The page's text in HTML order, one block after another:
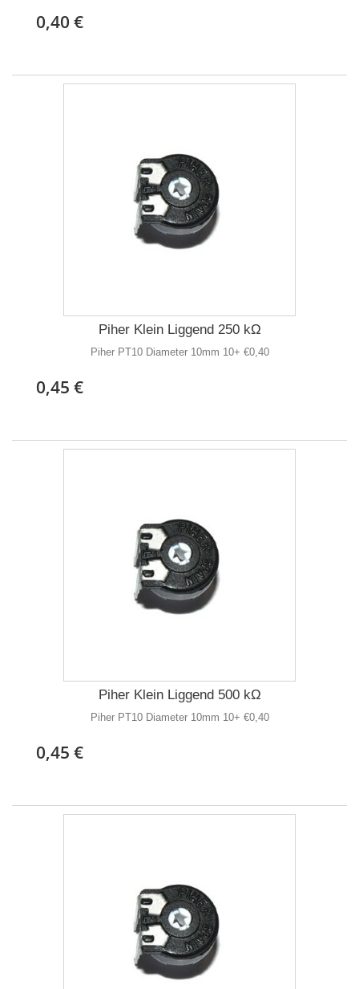
0,40 €
Piher Klein Liggend 250 kΩ
Piher PT10 Diameter 10mm 10+ €0,40
0,45 €
Piher Klein Liggend 500 kΩ
Piher PT10 Diameter 10mm 10+ €0,40
0,45 €